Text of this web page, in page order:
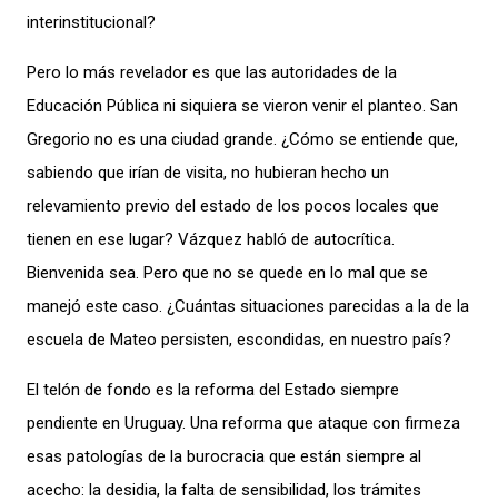
interinstitucional?
Pero lo más revelador es que las autoridades de la
Educación Pública ni siquiera se vieron venir el planteo. San
Gregorio no es una ciudad grande. ¿Cómo se entiende que,
sabiendo que irían de visita, no hubieran hecho un
relevamiento previo del estado de los pocos locales que
tienen en ese lugar? Vázquez habló de autocrítica.
Bienvenida sea. Pero que no se quede en lo mal que se
manejó este caso. ¿Cuántas situaciones parecidas a la de la
escuela de Mateo persisten, escondidas, en nuestro país?
El telón de fondo es la reforma del Estado siempre
pendiente en Uruguay. Una reforma que ataque con firmeza
esas patologías de la burocracia que están siempre al
acecho: la desidia, la falta de sensibilidad, los trámites